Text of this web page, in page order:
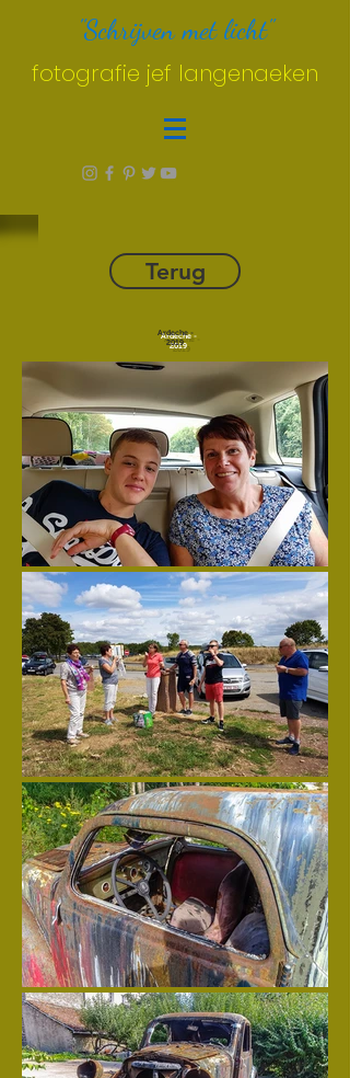
"Schrijven met licht"
fotografie jef langenaeken
Terug
Ardeche -
2019